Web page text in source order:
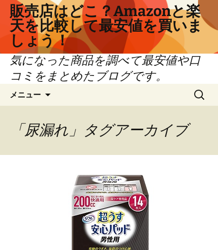
ツ
販売店はどこ？Amazonと楽
天を比較して最安値を買いま
しょう！
気になった商品を調べて最安値や口
コミをまとめたブログです。
メニュー
検
索:
「尿漏れ」タグアーカイブ